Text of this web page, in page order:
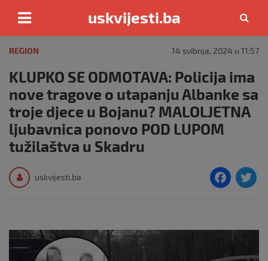
content
uskvijesti.ba
REGION 14 svibnja, 2024 u 11:57
KLUPKO SE ODMOTAVA: Policija ima
nove tragove o utapanju Albanke sa
troje djece u Bojanu? MALOLJETNA
ljubavnica ponovo POD LUPOM
tužilaštva u Skadru
uskvijesti.ba
F
e
b